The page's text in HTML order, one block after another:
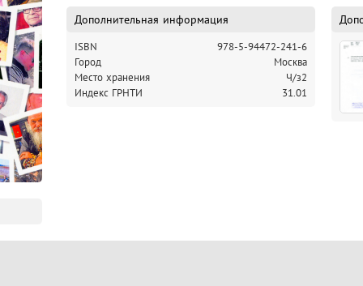
Дополнительная информация
ISBN
978-5-94472-241-6
Город
Москва
Место хранения
Ч/з2
Индекс ГРНТИ
31.01